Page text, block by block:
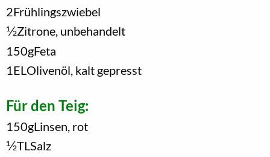
2Frühlingszwiebel
1/2Zitrone, unbehandelt
150gFeta
1 EL Olivenöl, kalt gepresst
Für den Teig:
150gLinsen, rot
1/2TL Salz